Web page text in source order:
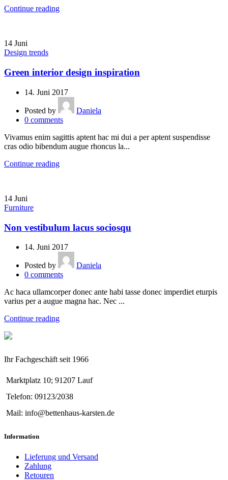
Continue reading
14 Juni
Design trends
Green interior design inspiration
14. Juni 2017
Posted by
Daniela
0 comments
Vivamus enim sagittis aptent hac mi dui a per aptent suspendisse
cras odio bibendum augue rhoncus la...
Continue reading
14 Juni
Furniture
Non vestibulum lacus sociosqu
14. Juni 2017
Posted by
Daniela
0 comments
Ac haca ullamcorper donec ante habi tasse donec imperdiet eturpis
varius per a augue magna hac. Nec ...
Continue reading
Ihr Fachgeschäft seit 1966
Marktplatz 10; 91207 Lauf
Telefon: 09123/2038
Mail: info@bettenhaus-karsten.de
Information
Lieferung und Versand
Zahlung
Retouren